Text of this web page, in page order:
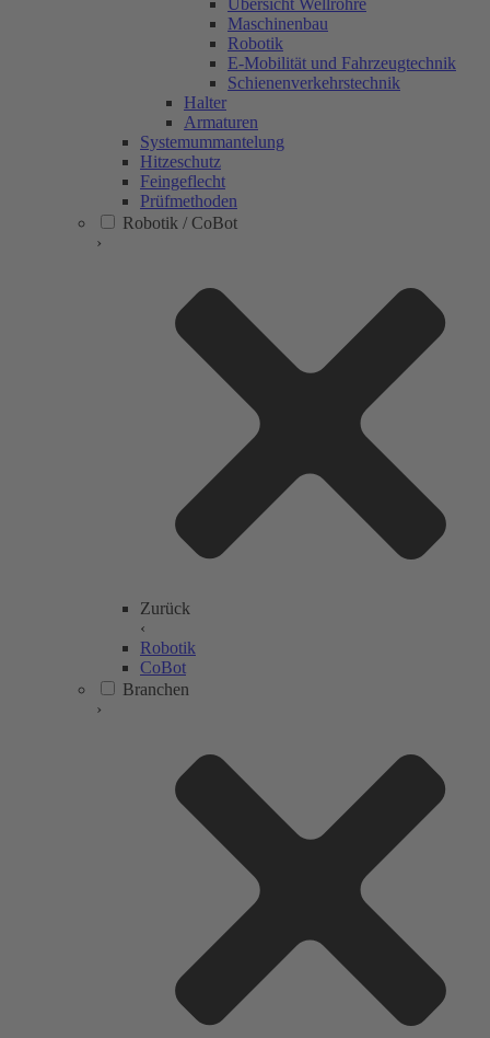
Maschinenbau
Robotik
E-Mobilität und Fahrzeugtechnik
Schienenverkehrstechnik
Halter
Armaturen
Systemummantelung
Hitzeschutz
Feingeflecht
Prüfmethoden
Robotik / CoBot
›
Zurück
‹
Robotik
CoBot
Branchen
›